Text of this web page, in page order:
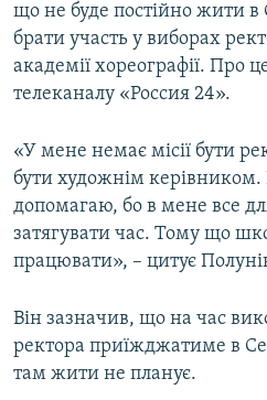
Усі сайти RFE/RL
що не буде постійно жити в
брати участь у виборах
академії хореографії. Про
телеканалу «Россия 24».
«У мене немає місії бути
бути художнім
допомагаю, бо в мене все
затягувати час. Тому що
працювати», – цитує
Він зазначив, що на час
ректора приїжджатиме в
там жити не планує.